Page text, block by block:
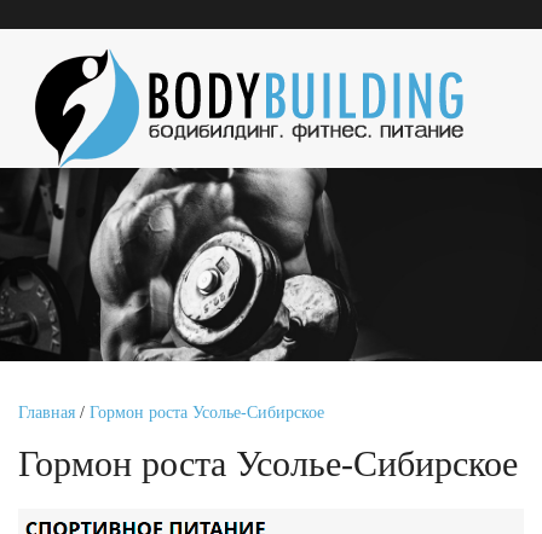
Главная / Гормон роста Усолье-Сибирское
Гормон роста Усолье-Сибирское